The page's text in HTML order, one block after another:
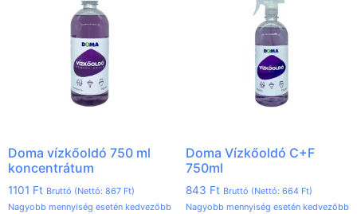
Doma vízkőoldó 750 ml
koncentrátum
1101 Ft Bruttó (Nettó: 867 Ft)
Nagyobb mennyiség esetén kedvezőbb
Doma Vízkőoldó C+F
750ml
843 Ft Bruttó (Nettó: 664 Ft)
Nagyobb mennyiség esetén kedvezőbb